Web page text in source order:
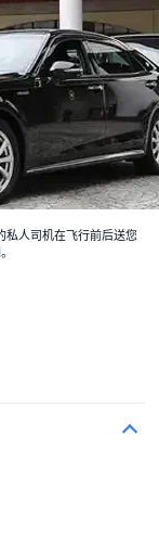
私人司机在飞行前后送您